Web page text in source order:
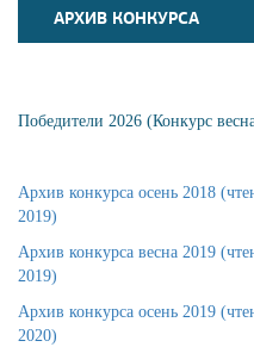
АРХИВ КОНКУРСА
Победители 2026 (Конкурс
Архив конкурса осень 2018
2019)
Архив конкурса весна 2019
2019)
Архив конкурса осень 2019
2020)